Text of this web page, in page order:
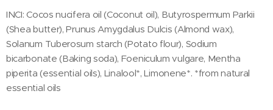
INCI: Cocos nucifera oil (Coconut oil), Butyrospermum Parkii
(Shea butter), Prunus Amygdalus Dulcis (Almond wax),
Solanum Tuberosum starch (Potato flour), Sodium
bicarbonate (Baking soda), Foeniculum vulgare, Mentha
piperita (essential oils), Linalool*, Limonene*. *from natural
essential oils